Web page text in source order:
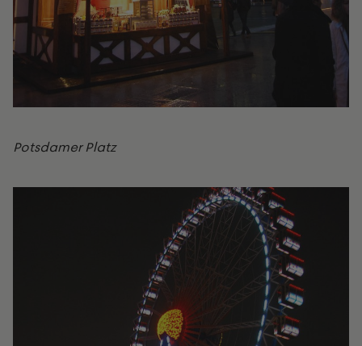
Potsdamer Platz